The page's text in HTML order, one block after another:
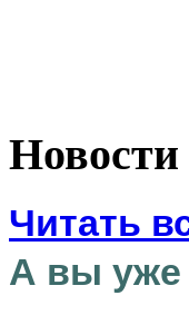
Новости
Читать
А вы уже